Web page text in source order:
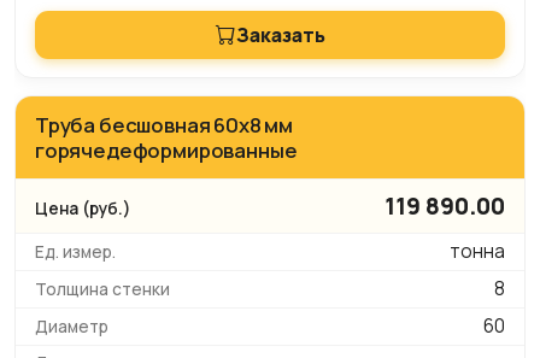
Заказать
Труба бесшовная 60х8 мм
горячедеформированные
119 890.00
тонна
8
60